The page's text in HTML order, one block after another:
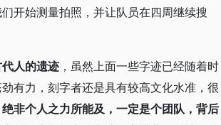
开始测量拍照，并让队员在四周继续搜
人的遗迹 ，虽然上面一些字迹已经随着时
有力，刻字者还是具有较高文化水准，很
绝非个人之力所能及，一定是个团队，背后